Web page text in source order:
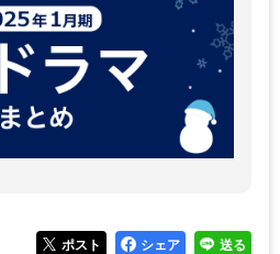
ポスト シェア 送る